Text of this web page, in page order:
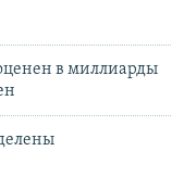
в миллиарды